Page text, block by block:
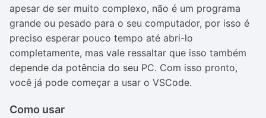
apesar de ser muito complexo, não é um programa
grande ou pesado para o seu computador, por isso é
preciso esperar pouco tempo até abri-lo
completamente, mas vale ressaltar que isso também
depende da potência do seu PC. Com isso pronto,
você já pode começar a usar o VSCode.
Como usar